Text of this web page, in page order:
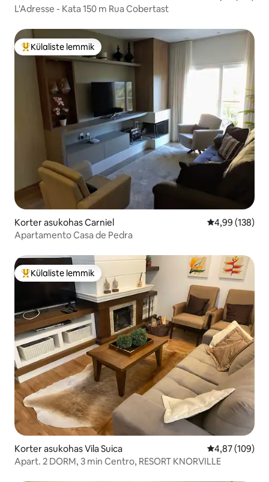
L'Adresse - Kata 150 m Rua Cobertast
Külaliste suur lemmik
Külaliste lemmik
Korter asukohas Carniel Keskmine
4,99 (138)
Apartamento Casa de Pedra
Külaliste suur lemmik
Külaliste lemmik
Korter asukohas Vila Suica Keskmine
4,87 (109)
Apart. 2 DORM, 3 min Centro, RESORT KNORVILLE